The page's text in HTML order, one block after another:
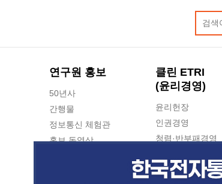
연구원 홍보
50년사
간행물
정보통신 체험관
홍보 동영상
클린 ETRI
(윤리경영)
윤리헌장
인권경영
청렴·반부패경영